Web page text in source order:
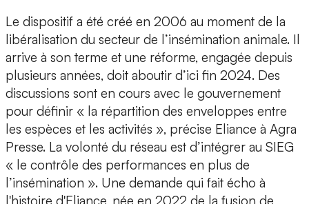
Le dispositif a été créé en 2006 au moment de la
libéralisation du secteur de l’insémination animale. Il
arrive à son terme et une réforme, engagée depuis
plusieurs années, doit aboutir d’ici fin 2024. Des
discussions sont en cours avec le gouvernement
pour définir « la répartition des enveloppes entre
les espèces et les activités », précise Eliance à Agra
Presse. La volonté du réseau est d’intégrer au SIEG
« le contrôle des performances en plus de
l’insémination ». Une demande qui fait écho à
l'histoire d'Eliance, née en 2022 de la fusion de